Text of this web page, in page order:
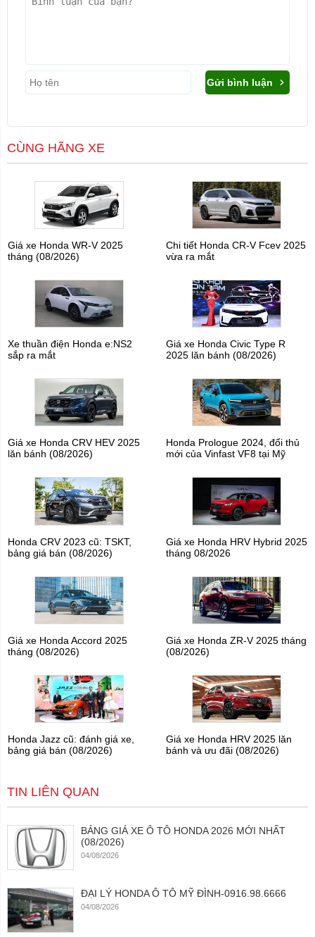
Gửi bình luận
CÙNG HÃNG XE
Giá xe Honda WR-V 2025
tháng (08/2026)
Chi tiết Honda CR-V Fcev 2025
vừa ra mắt
Xe thuần điện Honda e:NS2
sắp ra mắt
Giá xe Honda Civic Type R
2025 lăn bánh (08/2026)
Giá xe Honda CRV HEV 2025
lăn bánh (08/2026)
Honda Prologue 2024, đối thủ
mới của Vinfast VF8 tại Mỹ
Honda CRV 2023 cũ: TSKT,
bảng giá bán (08/2026)
Giá xe Honda HRV Hybrid 2025
tháng 08/2026
Giá xe Honda Accord 2025
tháng (08/2026)
Giá xe Honda ZR-V 2025 tháng
(08/2026)
Honda Jazz cũ: đánh giá xe,
bảng giá bán (08/2026)
Giá xe Honda HRV 2025 lăn
bánh và ưu đãi (08/2026)
TIN LIÊN QUAN
BẢNG GIÁ XE Ô TÔ HONDA 2026 MỚI NHẤT
(08/2026)
04/08/2026
ĐẠI LÝ HONDA Ô TÔ MỸ ĐÌNH-0916.98.6666
04/08/2026